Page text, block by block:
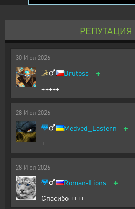
РЕПУТАЦИЯ
30 Июл 2026
Brutoss +
+++++
28 Июл 2026
Medved_Eastern +
+
28 Июл 2026
Roman-Lions +
Спасибо ++++